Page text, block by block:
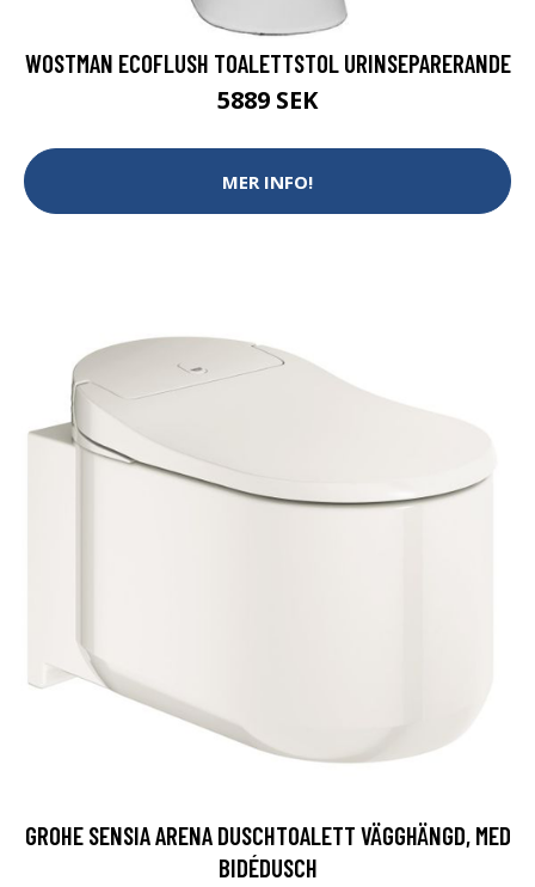
WOSTMAN ECOFLUSH TOALETTSTOL URINSEPARERANDE
5889 SEK
MER INFO!
GROHE SENSIA ARENA DUSCHTOALETT VÄGGHÄNGD, MED
BIDÉDUSCH